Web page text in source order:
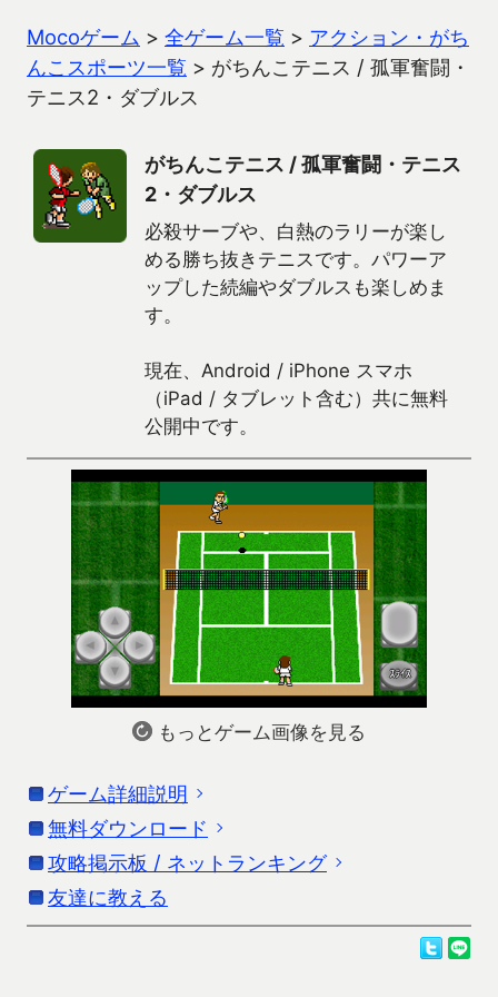
Mocoゲーム > 全ゲーム一覧 > アクション・がち
んこスポーツ一覧 > がちんこテニス / 孤軍奮闘・
テニス2・ダブルス
がちんこテニス / 孤軍奮闘・テニス
2・ダブルス
必殺サーブや、白熱のラリーが楽し
める勝ち抜きテニスです。パワーア
ップした続編やダブルスも楽しめま
す。
現在、Android / iPhone スマホ
（iPad / タブレット含む）共に無料
公開中です。
もっとゲーム画像を見る
ゲーム詳細説明
「がちんこテニス / 孤軍奮闘・テニス2・ダブル
ス」の詳細説明です。更新情報はストアの情報を
参考にしてください。
曲がるサーブや白熱のラリーが楽しめる勝ち抜きテ
無料ダウンロード
お使いの端末に応じたダウンロードを行ってくだ
さい。
攻略掲示板 / ネットランキング
がちんこテニス攻略掲示板
がちんこテニスネットランキング
友達に教える